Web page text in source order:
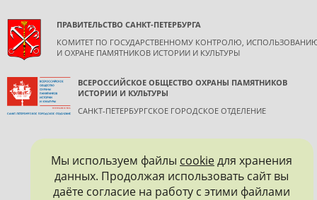
ПРАВИТЕЛЬСТВО САНКТ-ПЕТЕРБУРГА
КОМИТЕТ ПО ГОСУДАРСТВЕННОМУ КОНТРОЛЮ,
И ОХРАНЕ ПАМЯТНИКОВ ИСТОРИИ И КУЛЬТУРЫ
ВСЕРОССИЙСКОЕ ОБЩЕСТВО ОХРАНЫ ПАМЯТНИКОВ
ИСТОРИИ И КУЛЬТУРЫ
САНКТ-ПЕТЕРБУРГСКОЕ ГОРОДСКОЕ ОТДЕЛЕНИЕ
Мы используем файлы cookieдля хранения
данных. Продолжая использовать сайт вы
даёте согласие на работу с этими файлами